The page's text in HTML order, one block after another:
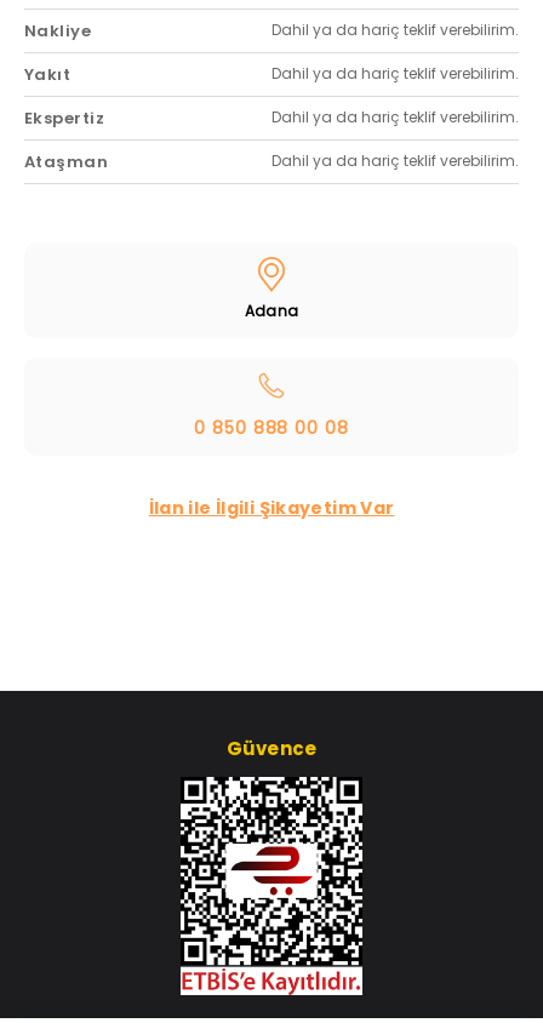
Nakliye Dahil ya da hariç teklif verebilirim.
Yakıt Dahil ya da hariç teklif verebilirim.
Ekspertiz Dahil ya da hariç teklif verebilirim.
Ataşman Dahil ya da hariç teklif verebilirim.
Adana
0 850 888 00 08
İlan ile İlgili Şikayetim Var
Güvence